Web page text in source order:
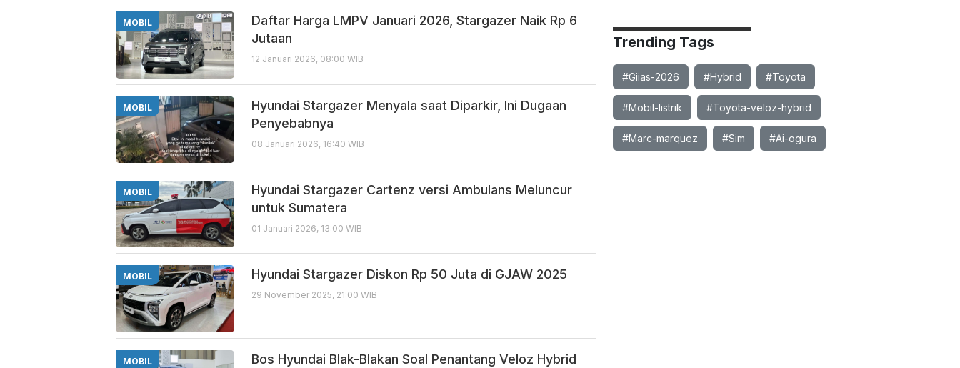
MOBIL
Daftar Harga LMPV Januari 2026, Stargazer Naik Rp 6
Jutaan
12 Januari 2026, 08:00 WIB
MOBIL
Hyundai Stargazer Menyala saat Diparkir, Ini Dugaan
Penyebabnya
08 Januari 2026, 16:40 WIB
MOBIL
Hyundai Stargazer Cartenz versi Ambulans Meluncur
untuk Sumatera
01 Januari 2026, 13:00 WIB
MOBIL Hyundai Stargazer Diskon Rp 50 Juta di GJAW 2025
29 November 2025, 21:00 WIB
MOBIL
Bos Hyundai Blak-Blakan Soal Penantang Veloz Hybrid
Trending Tags
#Giias-2026 #Hybrid #Toyota
#Mobil-listrik #Toyota-veloz-hybrid
#Marc-marquez #Sim #Ai-ogura